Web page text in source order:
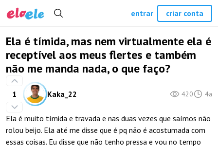
Ela é tímida, mas nem virtualmente ela é
receptível aos meus flertes e também
não me manda nada, o que faço?
1 Kaka_22 420 4a
Ela é muito tímida e travada e nas duas vezes que saímos não
rolou beijo. Ela até me disse que é pq não é acostumada com
essas coisas. Eu disse que não tenho pressa e vou no tempo
entrar criar conta